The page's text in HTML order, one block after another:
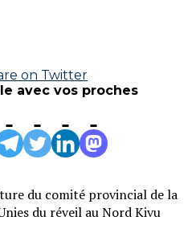
on Twitter
avec vos proches
du comité provincial de la
du réveil au Nord Kivu